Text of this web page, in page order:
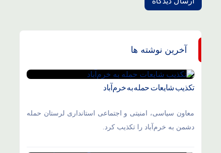
آخرین نوشته ها
تکذیب شایعات حمله به خرم‌آباد
معاون سیاسی، امنیتی و اجتماعی استانداری لرستان حمله
دشمن به خرم‌آباد را تکذیب کرد.